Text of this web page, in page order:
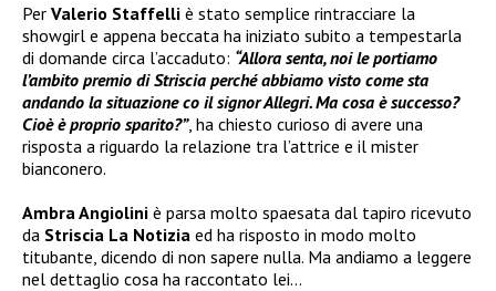
Per Valerio Staffelli è stato semplice rintracciare la
showgirl e appena beccata ha iniziato subito a tempestarla
di domande circa l’accaduto: “Allora senta, noi le portiamo
l’ambito premio di Striscia perché abbiamo visto come sta
andando la situazione co il signor Allegri. Ma cosa è successo?
Cioè è proprio sparito?”, ha chiesto curioso di avere una
risposta a riguardo la relazione tra l’attrice e il mister
bianconero.
Ambra Angiolini è parsa molto spaesata dal tapiro ricevuto
da Striscia La Notizia ed ha risposto in modo molto
titubante, dicendo di non sapere nulla. Ma andiamo a leggere
nel dettaglio cosa ha raccontato lei…